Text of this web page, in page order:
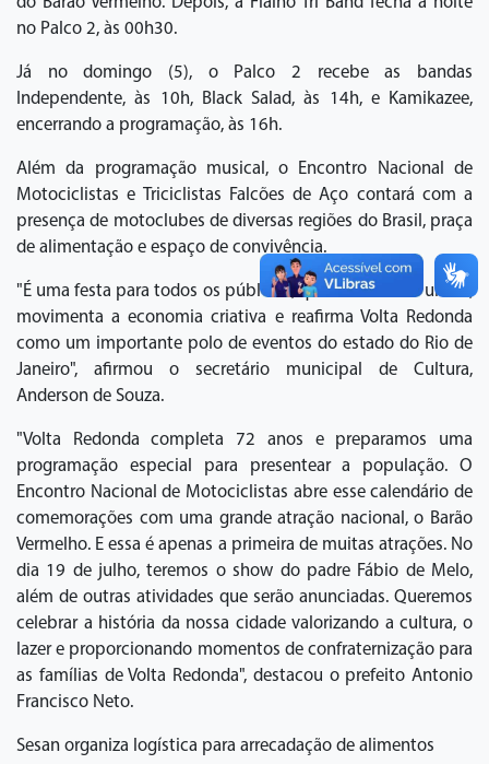
no Palco 2, às 00h30.
Já no domingo (5), o Palco 2 recebe as bandas
Independente, às 10h, Black Salad, às 14h, e Kamikazee,
encerrando a programação, às 16h.
Além da programação musical, o Encontro Nacional de
Motociclistas e Triciclistas Falcões de Aço contará com a
presença de motoclubes de diversas regiões do Brasil, praça
de alimentação e espaço de convivência.
"É uma festa para todos os públicos, que fortalece a cultura,
movimenta a economia criativa e reafirma Volta Redonda
como um importante polo de eventos do estado do Rio de
Janeiro", afirmou o secretário municipal de Cultura,
Anderson de Souza.
"Volta Redonda completa 72 anos e preparamos uma
programação especial para presentear a população. O
Encontro Nacional de Motociclistas abre esse calendário de
comemorações com uma grande atração nacional, o Barão
Vermelho. E essa é apenas a primeira de muitas atrações. No
dia 19 de julho, teremos o show do padre Fábio de Melo,
além de outras atividades que serão anunciadas. Queremos
celebrar a história da nossa cidade valorizando a cultura, o
lazer e proporcionando momentos de confraternização para
as famílias de Volta Redonda", destacou o prefeito Antonio
Francisco Neto.
Sesan organiza logística para arrecadação de alimentos